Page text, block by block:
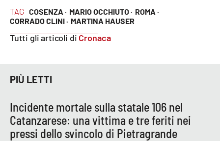
Lactv.it
Lacitymag.it
Lacapitalenews.it
Ilreggino.it
TAG COSENZA · MARIO OCCHIUTO · ROMA ·
CORRADO CLINI · MARTINA HAUSER
Tutti gli articoli di Cronaca
PIÙ LETTI
Incidente mortale sulla statale 106 nel
Catanzarese: una vittima e tre feriti nei
pressi dello svincolo di Pietragrande